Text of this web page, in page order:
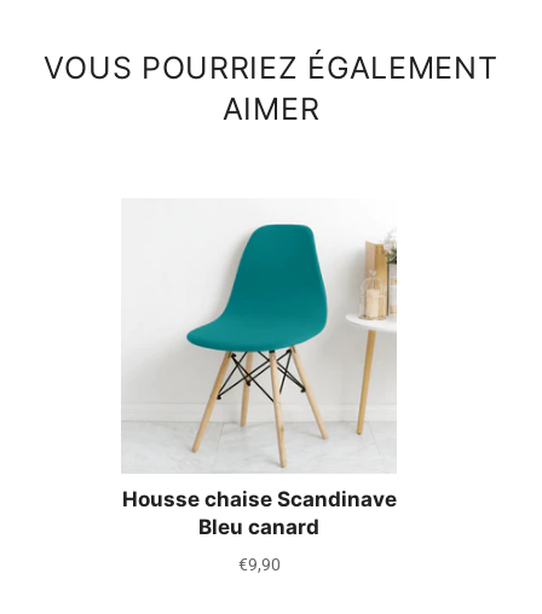
VOUS POURRIEZ ÉGALEMENT
AIMER
Housse chaise Scandinave
Bleu canard
Prix
€9,90